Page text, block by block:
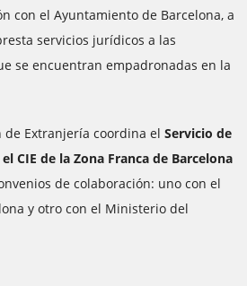
con el Ayuntamiento de Barcelona, a
servicios jurídicos a las
se encuentran empadronadas en la
de Extranjería coordina el Servicio de
CIE de la Zona Franca de Barcelona
de colaboración: uno con el
y otro con el Ministerio del